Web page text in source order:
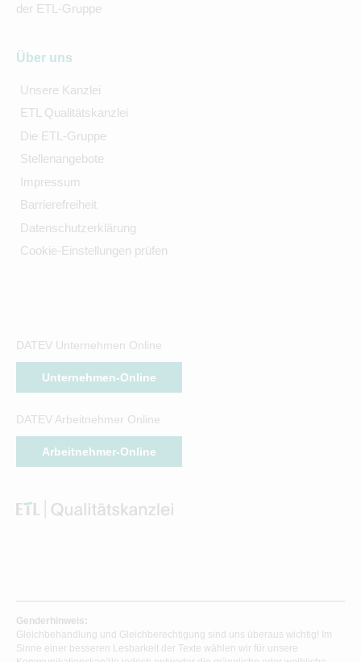
der ETL-Gruppe
Über uns
Unsere Kanzlei
ETL Qualitätskanzlei
Die ETL-Gruppe
Stellenangebote
Impressum
Barrierefreiheit
Datenschutzerklärung
Cookie-Einstellungen prüfen
DATEV Unternehmen Online
Unternehmen-Online
DATEV Arbeitnehmer Online
Arbeitnehmer-Online
Genderhinweis:
Gleichbehandlung und Gleichberechtigung sind uns überaus wichtig! Im
Sinne einer besseren Lesbarkeit der Texte wählen wir für unsere